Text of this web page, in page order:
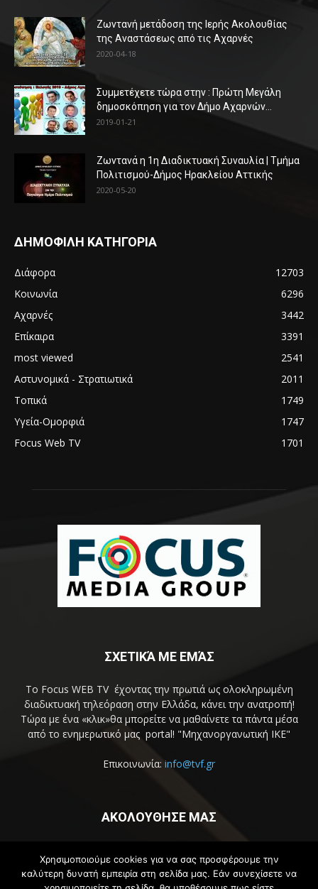
Ζωντανή μετάδοση της Ιερής Ακολουθίας
της Αναστάσεως από τις Αχαρνές
2020-04-18
Συμμετέχετε τώρα στην : Πρώτη Μεγάλη
δημοσκόπηση για τον Δήμο Αχαρνών...
2019-01-21
Ζωντανά η 1η Διαδικτυακή Συναυλία | Τμήμα
Πολιτισμού-Δήμος Ηρακλείου Αττικής
2020-05-20
ΔΗΜΟΦΙΛΗ ΚΑΤΗΓΟΡΙΑ
Διάφορα
12703
Κοινωνία
6296
Αχαρνές
3442
Επίκαιρα
3391
most viewed
2541
Αστυνομικά - Στρατιωτικά
2011
Τοπικά
1749
Υγεία-Ομορφιά
1747
Focus Web TV
1701
ΣΧΕΤΙΚΆ ΜΕ ΕΜΆΣ
Το Focus WEB TV έχοντας την πρωτιά ως ολοκληρωμένη
διαδικτυακή τηλεόραση στην Ελλάδα, κάνει την ανατροπή!
Τώρα με ένα «κλικ»θα μπορείτε να μαθαίνετε τα πάντα μέσα
από το ενημερωτικό μας portal! "Μηχανοργανωτική ΙΚΕ"
Επικοινωνία: info@tvf.gr
ΑΚΟΛΟΥΘΗΣΕ ΜΑΣ
Χρησιμοποιούμε cookies για να σας προσφέρουμε την
καλύτερη δυνατή εμπειρία στη σελίδα μας. Εάν συνεχίσετε να